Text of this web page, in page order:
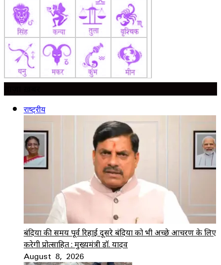
राष्ट्रीय
बंदियों की समय पूर्व रिहाई दूसरे बंदियों को भी अच्छे आचरण के लिए
करेगी प्रोत्साहित : मुख्यमंत्री डॉ. यादव
August 8, 2026